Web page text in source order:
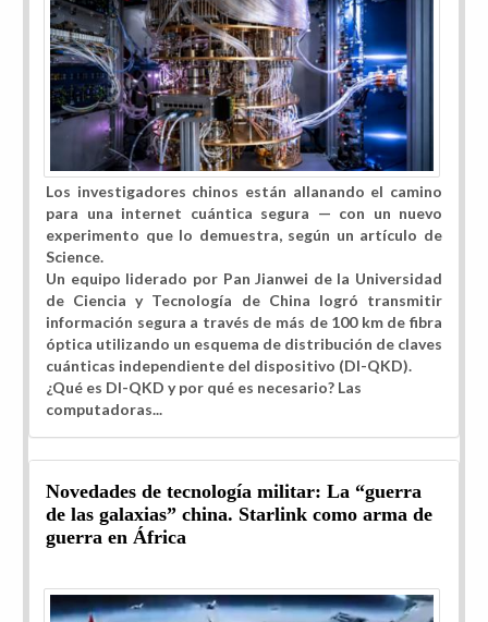
Los investigadores chinos están allanando el camino
para una internet cuántica segura — con un nuevo
experimento que lo demuestra, según un artículo de
Science.
Un equipo liderado por Pan Jianwei de la Universidad
de Ciencia y Tecnología de China logró transmitir
información segura a través de más de 100 km de fibra
óptica utilizando un esquema de distribución de claves
cuánticas independiente del dispositivo (DI-QKD).
¿Qué es DI-QKD y por qué es necesario? Las
computadoras...
Novedades de tecnología militar: La “guerra
de las galaxias” china. Starlink como arma de
guerra en África